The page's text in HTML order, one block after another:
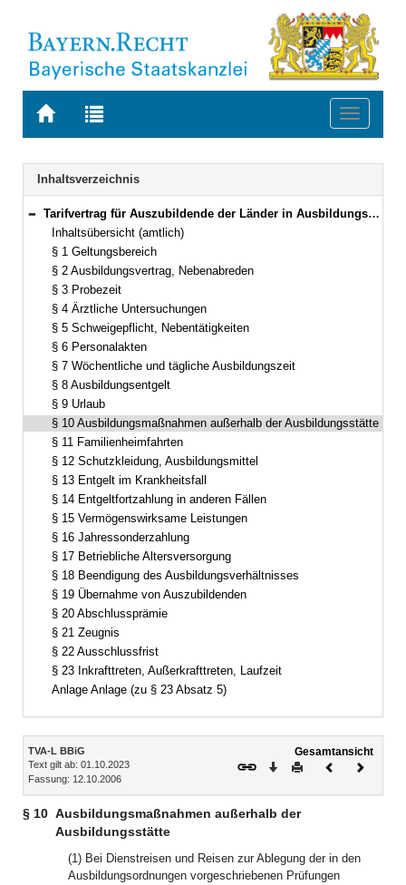
Zur
BAYERN.RECHT
Zur
letzten
Suche
Toggle
Navigation
Inhaltsverzeichnis
Bereich reduzieren
Tarifvertrag für Auszubildende der Länder in Ausbildungsberufen nach dem Berufsbildungsgesetz (TVA-L BBiG) Vom 12. Oktober 2006 (§§ 1–23)
Inhaltsübersicht (amtlich)
§ 1 Geltungsbereich
§ 2 Ausbildungsvertrag, Nebenabreden
§ 3 Probezeit
§ 4 Ärztliche Untersuchungen
§ 5 Schweigepflicht, Nebentätigkeiten
§ 6 Personalakten
§ 7 Wöchentliche und tägliche Ausbildungszeit
§ 8 Ausbildungsentgelt
§ 9 Urlaub
§ 10 Ausbildungsmaßnahmen außerhalb der Ausbildungsstätte
§ 11 Familienheimfahrten
§ 12 Schutzkleidung, Ausbildungsmittel
§ 13 Entgelt im Krankheitsfall
§ 14 Entgeltfortzahlung in anderen Fällen
§ 15 Vermögenswirksame Leistungen
§ 16 Jahressonderzahlung
§ 17 Betriebliche Altersversorgung
§ 18 Beendigung des Ausbildungsverhältnisses
§ 19 Übernahme von Auszubildenden
§ 20 Abschlussprämie
§ 21 Zeugnis
§ 22 Ausschlussfrist
§ 23 Inkrafttreten, Außerkrafttreten, Laufzeit
Anlage Anlage (zu § 23 Absatz 5)
Inhalt
TVA-L BBiG
Text gilt ab: 01.10.2023
Fassung: 12.10.2006
Gesamtansicht
Download
DruckenVorheriges
§ 10 Ausbildungsmaßnahmen außerhalb der
Ausbildungsstätte
(1) Bei Dienstreisen und Reisen zur Ablegung der in den
Ausbildungsordnungen vorgeschriebenen Prüfungen